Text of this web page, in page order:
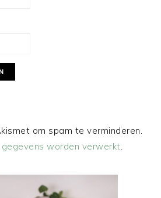
om spam te verminderen.
worden verwerkt